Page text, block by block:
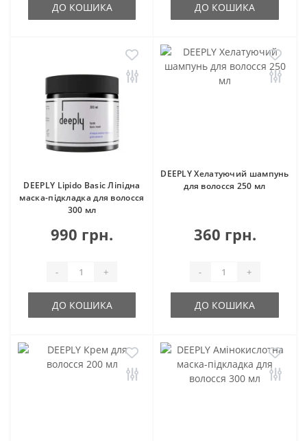
ДО КОШИКА ДО КОШИКА
DEEPLY Lipido Basic Ліпідна
маска-підкладка для волосся
300 мл
990 грн.
- +
ДО КОШИКА
DEEPLY Хелатуючий шампунь
для волосся 250 мл
360 грн.
- +
ДО КОШИКА